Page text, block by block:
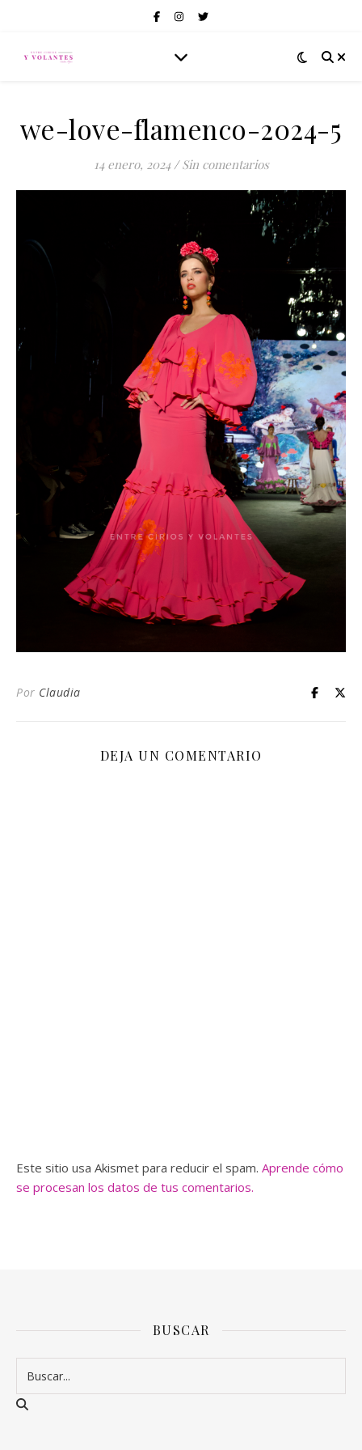
we-love-flamenco-2024-5
14 enero, 2024 / Sin comentarios
Por Claudia
DEJA UN COMENTARIO
Este sitio usa Akismet para reducir el spam. Aprende cómo
se procesan los datos de tus comentarios.
BUSCAR